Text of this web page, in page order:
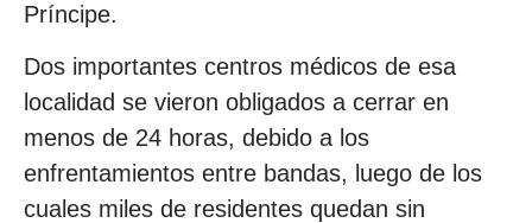
Príncipe.
Dos importantes centros médicos de esa
localidad se vieron obligados a cerrar en
menos de 24 horas, debido a los
enfrentamientos entre bandas, luego de los
cuales miles de residentes quedan sin